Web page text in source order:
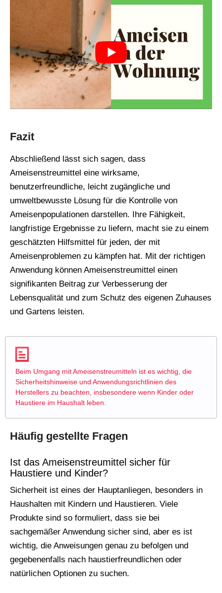
Fazit
Abschließend lässt sich sagen, dass
Ameisenstreumittel eine wirksame,
benutzerfreundliche, leicht zugängliche und
umweltbewusste Lösung für die Kontrolle von
Ameisenpopulationen darstellen. Ihre Fähigkeit,
langfristige Ergebnisse zu liefern, macht sie zu einem
geschätzten Hilfsmittel für jeden, der mit
Ameisenproblemen zu kämpfen hat. Mit der richtigen
Anwendung können Ameisenstreumittel einen
signifikanten Beitrag zur Verbesserung der
Lebensqualität und zum Schutz des eigenen Zuhauses
und Gartens leisten.
Beim Umgang mit Ameisenstreumitteln ist es wichtig, die
Sicherheitshinweise und Anwendungsrichtlinien des
Herstellers zu beachten, insbesondere wenn Kinder oder
Haustiere im Haushalt leben.
Häufig gestellte Fragen
Ist das Ameisenstreumittel sicher für
Haustiere und Kinder?
Sicherheit ist eines der Hauptanliegen, besonders in
Haushalten mit Kindern und Haustieren. Viele
Produkte sind so formuliert, dass sie bei
sachgemäßer Anwendung sicher sind, aber es ist
wichtig, die Anweisungen genau zu befolgen und
gegebenenfalls nach haustierfreundlichen oder
natürlichen Optionen zu suchen.